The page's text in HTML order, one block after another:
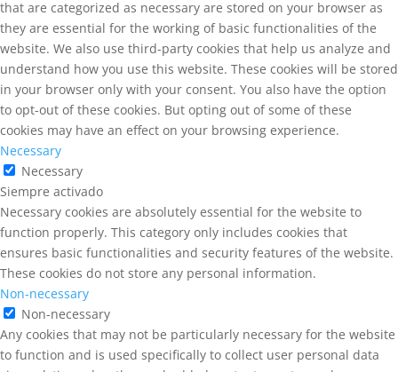
that are categorized as necessary are stored on your browser as
they are essential for the working of basic functionalities of the
website. We also use third-party cookies that help us analyze and
understand how you use this website. These cookies will be stored
in your browser only with your consent. You also have the option
to opt-out of these cookies. But opting out of some of these
cookies may have an effect on your browsing experience.
Necessary
Necessary
Siempre activado
Necessary cookies are absolutely essential for the website to
function properly. This category only includes cookies that
ensures basic functionalities and security features of the website.
These cookies do not store any personal information.
Non-necessary
Non-necessary
Any cookies that may not be particularly necessary for the website
to function and is used specifically to collect user personal data